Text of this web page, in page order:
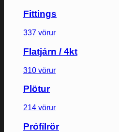
Fittings
337 vörur
Flatjárn / 4kt
310 vörur
Plötur
214 vörur
Prófílrör